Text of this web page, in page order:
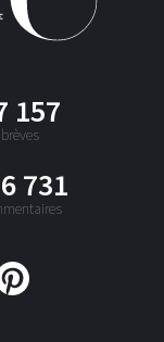
157
brèves
731